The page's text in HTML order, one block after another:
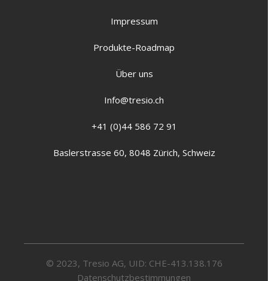
Impressum
Produkte-Roadmap
Über uns
Info@tresio.ch
+41 (0)44 586 72 91
Baslerstrasse 60, 8048 Zürich, Schweiz
© 2023, Tresio AG, UID: CHE-413.138.176
Datenschutzbestimmungen